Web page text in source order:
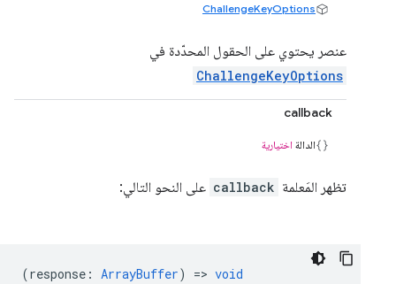
ChallengeKeyOptions
عنصر يحتوي على الحقول المحدّدة في
ChallengeKeyOptions
callback
الدالة اختيارية
تظهر المَعلمة callback على النحو التالي:
(response : ArrayBuffer) => void